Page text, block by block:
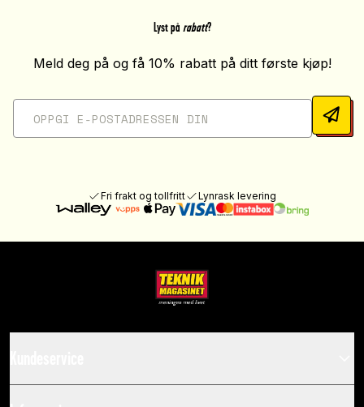
Lyst på rabatt?
Meld deg på og få 10% rabatt på ditt første kjøp!
Fri frakt og tollfritt Lynrask levering